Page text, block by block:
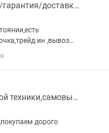
Холодильник/гарантия/доставка/рассрочка/подберу
ин ,вывоз
,предложу.
договоримся Все
без запаха ,все
Выкуп бытовой техники,самовывоз.
дорого